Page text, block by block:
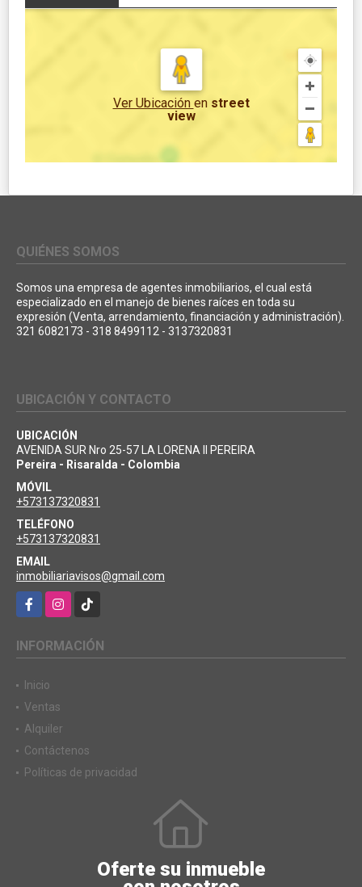
Ver Ubicación en street
view
QUIÉNES SOMOS
Somos una empresa de agentes inmobiliarios, el cual está
especializado en el manejo de bienes raíces en toda su
expresión (Venta, arrendamiento, financiación y administración).
321 6082173 - 318 8499112 - 3137320831
UBICACIÓN Y CONTACTO
UBICACIÓN
AVENIDA SUR Nro 25-57 LA LORENA II PEREIRA
Pereira - Risaralda - Colombia
MÓVIL
+573137320831
TELÉFONO
+573137320831
EMAIL
inmobiliariavisos@gmail.com
FacebookInstagramTikTok
INFORMACIÓN
Inicio
Ventas
Alquiler
Contáctenos
Políticas de privacidad
Oferte su inmueble